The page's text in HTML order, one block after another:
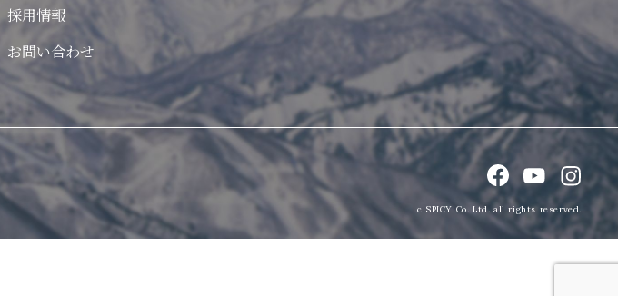
採用情報
お問い合わせ
c SPICY Co. Ltd. all rights reserved.